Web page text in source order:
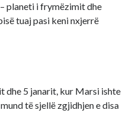
planeti i frymëzimit dhe
tuaj pasi keni nxjerrë
dhe 5 janarit, kur Marsi ishte
të sjellë zgjidhjen e disa